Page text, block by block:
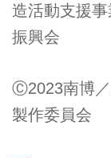
造活動支援
振興会
Ⓒ2023南博／
製作委員会